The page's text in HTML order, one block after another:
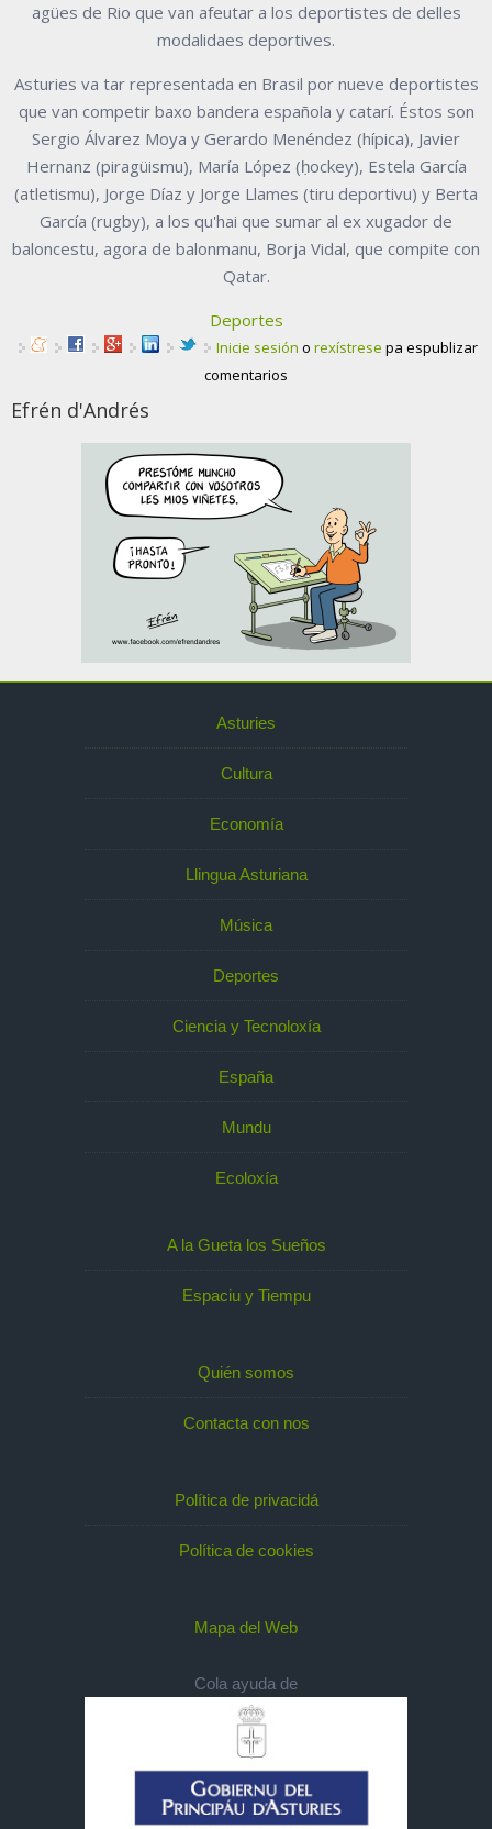
agües de Rio que van afeutar a los deportistes de delles
modalidaes deportives.
Asturies va tar representada en Brasil por nueve deportistes
que van competir baxo bandera española y catarí. Éstos son
Sergio Álvarez Moya y Gerardo Menéndez (hípica), Javier
Hernanz (piragüismu), María López (ḥockey), Estela García
(atletismu), Jorge Díaz y Jorge Llames (tiru deportivu) y Berta
García (rugby), a los qu'hai que sumar al ex xugador de
baloncestu, agora de balonmanu, Borja Vidal, que compite con
Qatar.
Deportes
Inicie sesión o rexístrese pa espublizar
comentarios
Efrén d'Andrés
Asturies
Cultura
Economía
Llingua Asturiana
Música
Deportes
Ciencia y Tecnoloxía
España
Mundu
Ecoloxía
A la Gueta los Sueños
Espaciu y Tiempu
Quién somos
Contacta con nos
Política de privacidá
Política de cookies
Mapa del Web
Cola ayuda de